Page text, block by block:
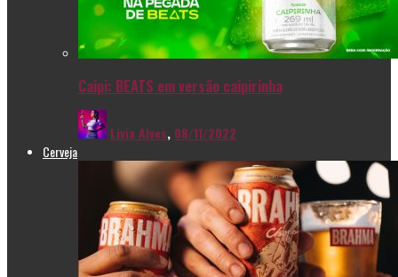
Caipi: BEATS em versão caipirinha
Livia Alves, 08/11/2022
Cerveja